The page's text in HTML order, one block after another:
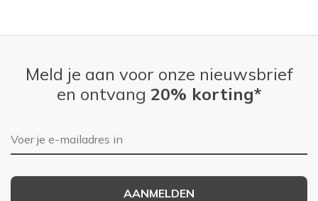
Meld je aan voor onze nieuwsbrief
en ontvang 20% korting*
E-mailadres
AANMELDEN